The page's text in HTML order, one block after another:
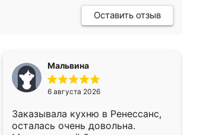
Оставить отзыв
Мальвина
6 августа 2026
Заказывала кухню в Ренессанс,
осталась очень довольна.